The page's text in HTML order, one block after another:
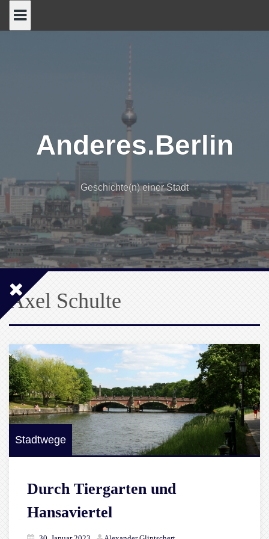
Anderes.Berlin
Geschichte(n) einer Stadt
Axel Schulte
Stadtwege
Durch Tiergarten und
Hansaviertel